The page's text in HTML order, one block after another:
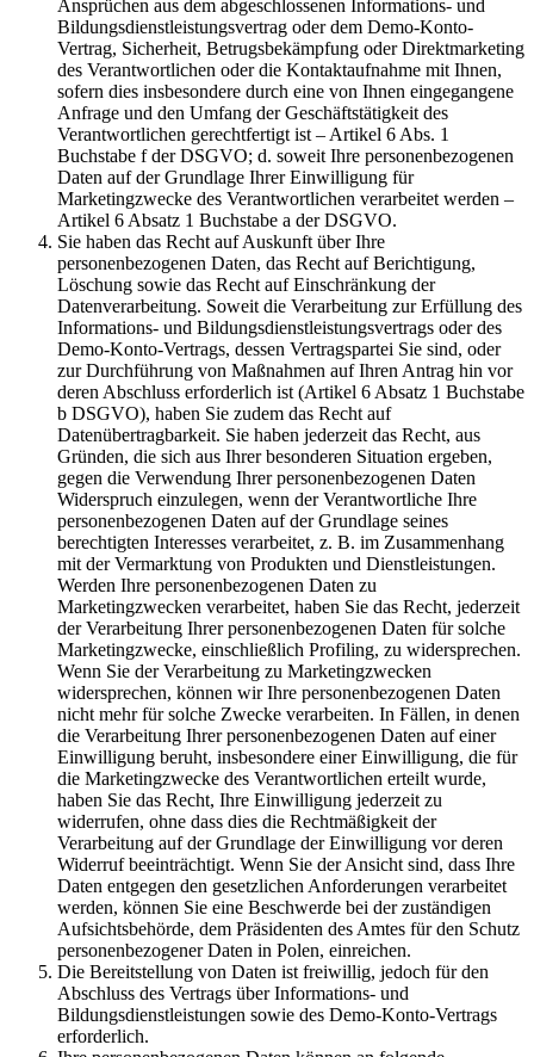
Ansprüchen aus dem abgeschlossenen Informations- und
Bildungsdienstleistungsvertrag oder dem Demo-Konto-
Vertrag, Sicherheit, Betrugsbekämpfung oder Direktmarketing
des Verantwortlichen oder die Kontaktaufnahme mit Ihnen,
sofern dies insbesondere durch eine von Ihnen eingegangene
Anfrage und den Umfang der Geschäftstätigkeit des
Verantwortlichen gerechtfertigt ist – Artikel 6 Abs. 1
Buchstabe f der DSGVO; d. soweit Ihre personenbezogenen
Daten auf der Grundlage Ihrer Einwilligung für
Marketingzwecke des Verantwortlichen verarbeitet werden –
Artikel 6 Absatz 1 Buchstabe a der DSGVO.
Sie haben das Recht auf Auskunft über Ihre
personenbezogenen Daten, das Recht auf Berichtigung,
Löschung sowie das Recht auf Einschränkung der
Datenverarbeitung. Soweit die Verarbeitung zur Erfüllung des
Informations- und Bildungsdienstleistungsvertrags oder des
Demo-Konto-Vertrags, dessen Vertragspartei Sie sind, oder
zur Durchführung von Maßnahmen auf Ihren Antrag hin vor
deren Abschluss erforderlich ist (Artikel 6 Absatz 1 Buchstabe
b DSGVO), haben Sie zudem das Recht auf
Datenübertragbarkeit. Sie haben jederzeit das Recht, aus
Gründen, die sich aus Ihrer besonderen Situation ergeben,
gegen die Verwendung Ihrer personenbezogenen Daten
Widerspruch einzulegen, wenn der Verantwortliche Ihre
personenbezogenen Daten auf der Grundlage seines
berechtigten Interesses verarbeitet, z. B. im Zusammenhang
mit der Vermarktung von Produkten und Dienstleistungen.
Werden Ihre personenbezogenen Daten zu
Marketingzwecken verarbeitet, haben Sie das Recht, jederzeit
der Verarbeitung Ihrer personenbezogenen Daten für solche
Marketingzwecke, einschließlich Profiling, zu widersprechen.
Wenn Sie der Verarbeitung zu Marketingzwecken
widersprechen, können wir Ihre personenbezogenen Daten
nicht mehr für solche Zwecke verarbeiten. In Fällen, in denen
die Verarbeitung Ihrer personenbezogenen Daten auf einer
Einwilligung beruht, insbesondere einer Einwilligung, die für
die Marketingzwecke des Verantwortlichen erteilt wurde,
haben Sie das Recht, Ihre Einwilligung jederzeit zu
widerrufen, ohne dass dies die Rechtmäßigkeit der
Verarbeitung auf der Grundlage der Einwilligung vor deren
Widerruf beeinträchtigt. Wenn Sie der Ansicht sind, dass Ihre
Daten entgegen den gesetzlichen Anforderungen verarbeitet
werden, können Sie eine Beschwerde bei der zuständigen
Aufsichtsbehörde, dem Präsidenten des Amtes für den Schutz
personenbezogener Daten in Polen, einreichen.
Die Bereitstellung von Daten ist freiwillig, jedoch für den
Abschluss des Vertrags über Informations- und
Bildungsdienstleistungen sowie des Demo-Konto-Vertrags
erforderlich.